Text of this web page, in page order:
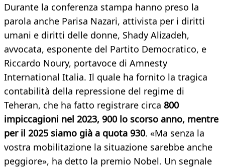
Durante la conferenza stampa hanno preso la
parola anche Parisa Nazari, attivista per i diritti
umani e diritti delle donne, Shady Alizadeh,
avvocata, esponente del Partito Democratico, e
Riccardo Noury, portavoce di Amnesty
International Italia. Il quale ha fornito la tragica
contabilità della repressione del regime di
Teheran, che ha fatto registrare circa 800
impiccagioni nel 2023, 900 lo scorso anno, mentre
per il 2025 siamo già a quota 930. «Ma senza la
vostra mobilitazione la situazione sarebbe anche
peggiore», ha detto la premio Nobel. Un segnale